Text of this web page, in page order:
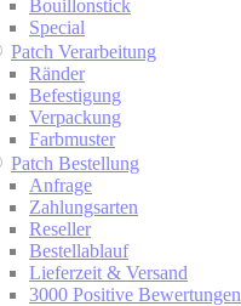
Bouillonstick
Special
Patch Verarbeitung
Ränder
Befestigung
Verpackung
Farbmuster
Patch Bestellung
Anfrage
Zahlungsarten
Reseller
Bestellablauf
Lieferzeit & Versand
3000 Positive Bewertungen